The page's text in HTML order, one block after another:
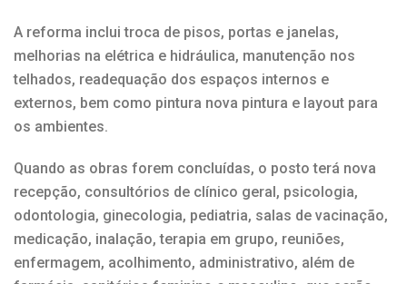
A reforma inclui troca de pisos, portas e janelas,
melhorias na elétrica e hidráulica, manutenção nos
telhados, readequação dos espaços internos e
externos, bem como pintura nova pintura e layout para
os ambientes.
Quando as obras forem concluídas, o posto terá nova
recepção, consultórios de clínico geral, psicologia,
odontologia, ginecologia, pediatria, salas de vacinação,
medicação, inalação, terapia em grupo, reuniões,
enfermagem, acolhimento, administrativo, além de